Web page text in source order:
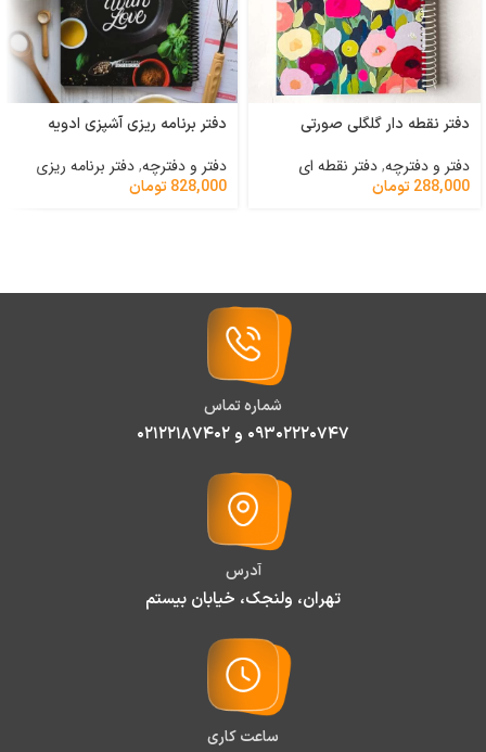
دفتر نقطه دار گلگلی صورتی
دفتر و دفترچه,دفتر نقطه ای
288,000تومان
دفتر برنامه ریزی آشپزی ادویه
دفتر و دفترچه,دفتر برنامه ریزی
828,000تومان
شماره تماس
۰۹۳۰۲۲۲۰۷۴۷ و ۰۲۱۲۲۱۸۷۴۰۲
آدرس
تهران، ولنجک، خیابان بیستم
ساعت کاری